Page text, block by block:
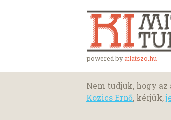
powered byatlatszo.hu
Nem tudjuk, hogy
Kozics Ernő, kérjük,